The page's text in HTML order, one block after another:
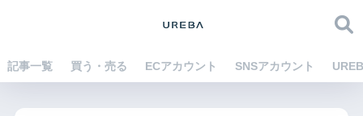
記事一覧 買う・売る ECアカウント SNSアカウント